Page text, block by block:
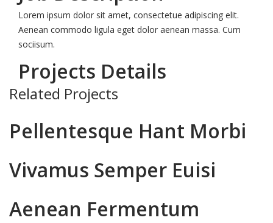
Lorem ipsum dolor sit amet, consectetue adipiscing elit.
Aenean commodo ligula eget dolor aenean massa. Cum
sociisum.
Projects Details
Related Projects
Pellentesque Hant Morbi
Vivamus Semper Euisi
Aenean Fermentum